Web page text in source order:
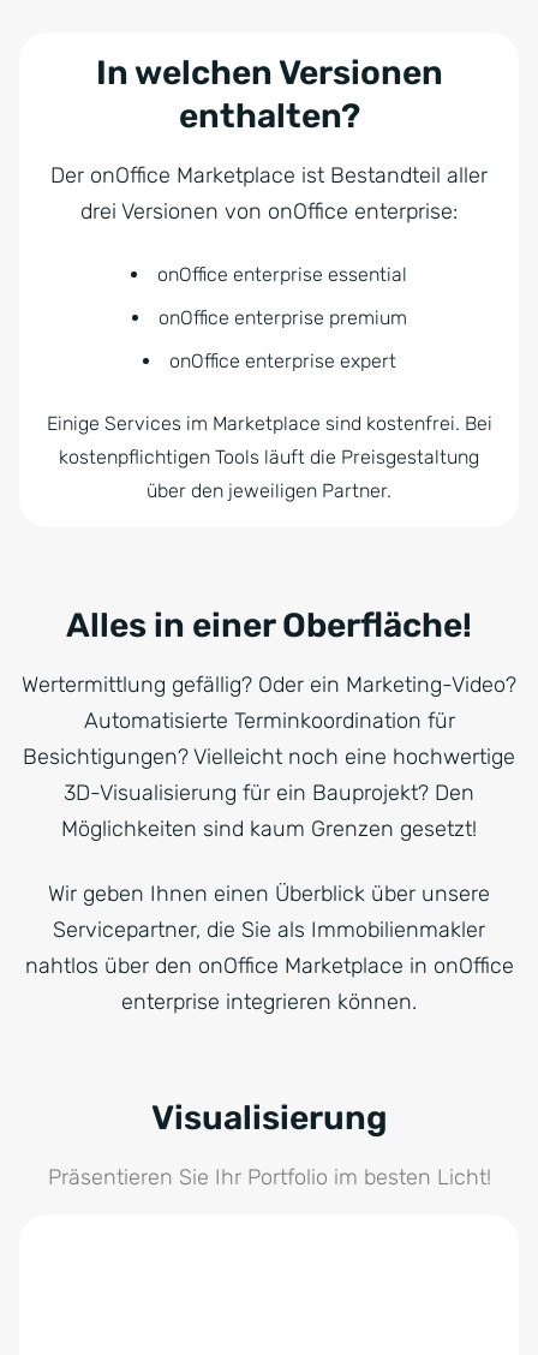
In welchen Versionen
enthalten?
Der onOffice Marketplace ist Bestandteil aller
drei Versionen von onOffice enterprise:
kostenpflichtigen Tools läuft die Preisgestaltung
über den jeweiligen Partner.
Alles in einer Oberfläche!
Wertermittlung gefällig? Oder ein Marketing-Video?
Automatisierte Terminkoordination für
Besichtigungen? Vielleicht noch eine hochwertige
3D-Visualisierung für ein Bauprojekt? Den
Möglichkeiten sind kaum Grenzen gesetzt!
Wir geben Ihnen einen Überblick über unsere
Servicepartner, die Sie als Immobilienmakler
nahtlos über den onOffice Marketplace in onOffice
enterprise integrieren können.
Visualisierung
Präsentieren Sie Ihr Portfolio im besten Licht!